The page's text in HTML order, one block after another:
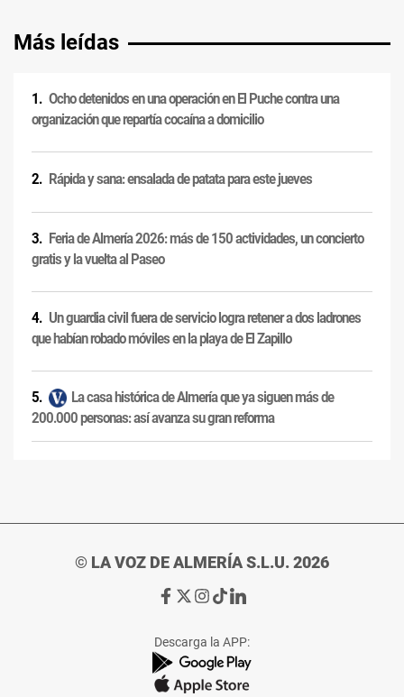
Más leídas
Ocho detenidos en una operación en El Puche contra una
organización que repartía cocaína a domicilio
Rápida y sana: ensalada de patata para este jueves
Feria de Almería 2026: más de 150 actividades, un concierto
gratis y la vuelta al Paseo
Un guardia civil fuera de servicio logra retener a dos ladrones
que habían robado móviles en la playa de El Zapillo
La casa histórica de Almería que ya siguen más de
200.000 personas: así avanza su gran reforma
© LA VOZ DE ALMERÍA S.L.U. 2026
Ir
de
La
Voz
Ir
de
La
Voz
Ir
de
La
Voz
Ir
de
La
Voz
Ir
de
La
Voz
Descarga la APP: